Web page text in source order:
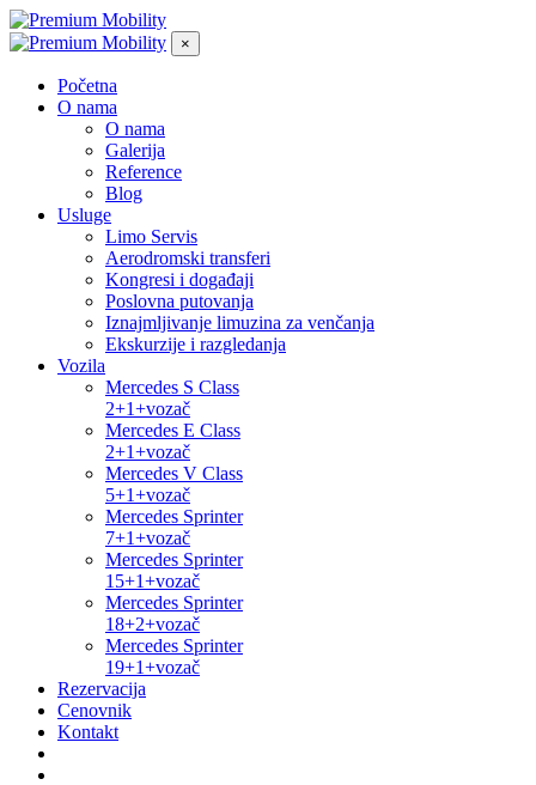
×
Početna
O nama
O nama
Galerija
Reference
Blog
Usluge
Limo Servis
Aerodromski transferi
Kongresi i događaji
Poslovna putovanja
Iznajmljivanje limuzina za venčanja
Ekskurzije i razgledanja
Vozila
Mercedes S Class
2+1+vozač
Mercedes E Class
2+1+vozač
Mercedes V Class
5+1+vozač
Mercedes Sprinter
7+1+vozač
Mercedes Sprinter
15+1+vozač
Mercedes Sprinter
18+2+vozač
Mercedes Sprinter
19+1+vozač
Rezervacija
Cenovnik
Kontakt